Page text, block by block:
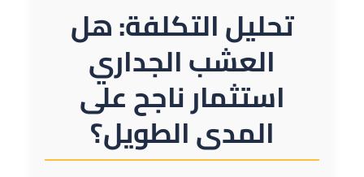
تحليل التكلفة: هل
العشب الجداري
استثمار ناجح على
المدى الطويل؟